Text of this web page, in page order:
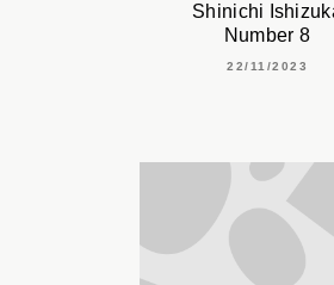
Shinichi
Number 8
22/11/2023